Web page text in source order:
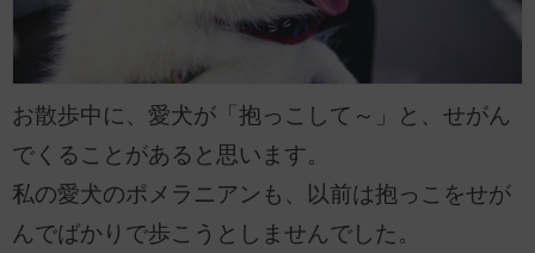
お散歩中に、愛犬が「抱っこして～」と、せがん
でくることがあると思います。
私の愛犬のポメラニアンも、以前は抱っこをせが
んでばかりで歩こうとしませんでした。